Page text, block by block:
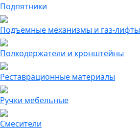
Подпятники
Подъемные механизмы и газ-лифты
Полкодержатели и кронштейны
Реставрационные материалы
Ручки мебельные
Смесители